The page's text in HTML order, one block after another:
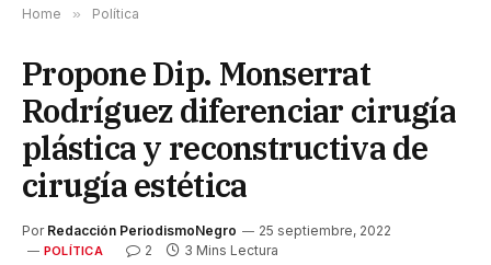
Home » Política
Propone Dip. Monserrat
Rodríguez diferenciar cirugía
plástica y reconstructiva de
cirugía estética
Por Redacción PeriodismoNegro 25 septiembre, 2022
POLÍTICA 2 3 Mins Lectura